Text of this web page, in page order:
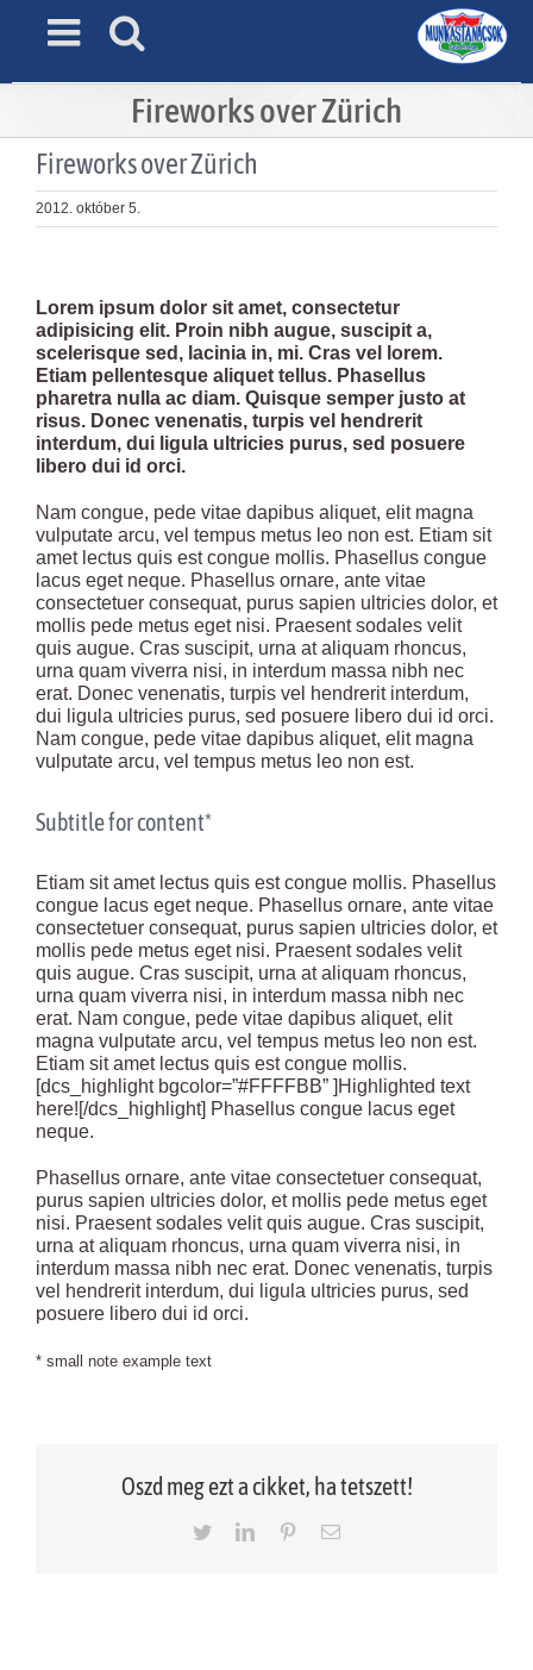
Fireworks over Zürich
Fireworks over Zürich
2012. október 5.
Image
Lorem ipsum dolor sit amet, consectetur
adipisicing elit. Proin nibh augue, suscipit a,
scelerisque sed, lacinia in, mi. Cras vel lorem.
Etiam pellentesque aliquet tellus. Phasellus
pharetra nulla ac diam. Quisque semper justo at
risus. Donec venenatis, turpis vel hendrerit
interdum, dui ligula ultricies purus, sed posuere
libero dui id orci.
Nam congue, pede vitae dapibus aliquet, elit magna
vulputate arcu, vel tempus metus leo non est. Etiam sit
amet lectus quis est congue mollis. Phasellus congue
lacus eget neque. Phasellus ornare, ante vitae
consectetuer consequat, purus sapien ultricies dolor, et
mollis pede metus eget nisi. Praesent sodales velit
quis augue. Cras suscipit, urna at aliquam rhoncus,
urna quam viverra nisi, in interdum massa nibh nec
erat. Donec venenatis, turpis vel hendrerit interdum,
dui ligula ultricies purus, sed posuere libero dui id orci.
Nam congue, pede vitae dapibus aliquet, elit magna
vulputate arcu, vel tempus metus leo non est.
Subtitle for content*
Etiam sit amet lectus quis est congue mollis. Phasellus
congue lacus eget neque. Phasellus ornare, ante vitae
consectetuer consequat, purus sapien ultricies dolor, et
mollis pede metus eget nisi. Praesent sodales velit
quis augue. Cras suscipit, urna at aliquam rhoncus,
urna quam viverra nisi, in interdum massa nibh nec
erat. Nam congue, pede vitae dapibus aliquet, elit
magna vulputate arcu, vel tempus metus leo non est.
Etiam sit amet lectus quis est congue mollis.
[dcs_highlight bgcolor=”#FFFFBB” ]Highlighted text
here![/dcs_highlight] Phasellus congue lacus eget
neque.
Phasellus ornare, ante vitae consectetuer consequat,
purus sapien ultricies dolor, et mollis pede metus eget
nisi. Praesent sodales velit quis augue. Cras suscipit,
urna at aliquam rhoncus, urna quam viverra nisi, in
interdum massa nibh nec erat. Donec venenatis, turpis
vel hendrerit interdum, dui ligula ultricies purus, sed
posuere libero dui id orci.
* small note example text
Oszd meg ezt a cikket, ha tetszett!
TwitterLinkedInPinterestEmail